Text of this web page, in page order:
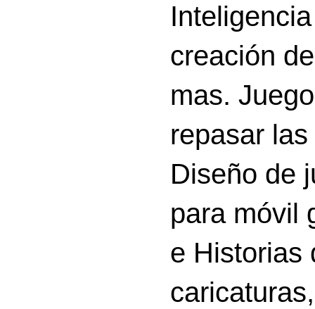
creación
mas.
repasar
Diseño de
para móvil
e Historias